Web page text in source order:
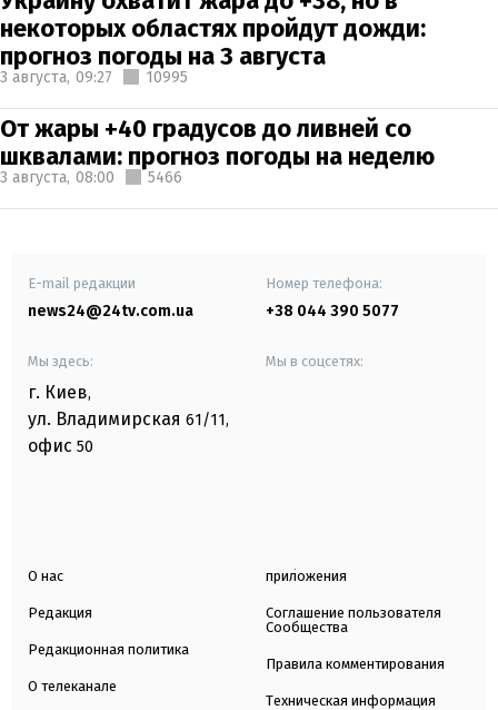
некоторых областях пройдут дожди:
прогноз погоды на 3 августа
3 августа, 09:27 10995
От жары +40 градусов до ливней со
шквалами: прогноз погоды на неделю
3 августа, 08:00 5466
E-mail редакции
news24@24tv.com.ua
Номер телефона:
+38 044 390 5077
Мы здесь:
г. Киев,
ул. Владимирская 61/11,
офис 50
Мы в соцсетях:
О нас
Редакция
Редакционная политика
О телеканале
приложения
Соглашение пользователя
Сообщества
Правила комментирования
Техническая информация